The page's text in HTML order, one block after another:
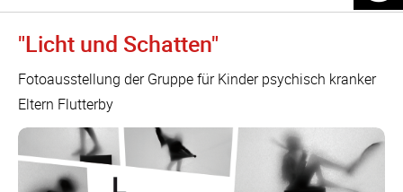
"Licht und Schatten"
Fotoausstellung der Gruppe für Kinder psychisch kranker
Eltern Flutterby